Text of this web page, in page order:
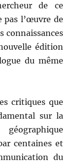
de ce
pas l’œuvre de
connaissances
édition
du même
critiques que
sur la
centaines et
du